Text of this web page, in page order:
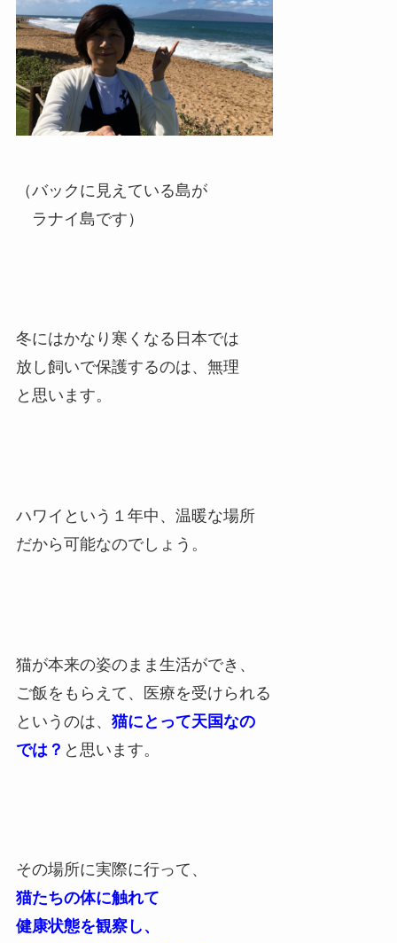
（バックに見えている島が
ラナイ島です）
冬にはかなり寒くなる日本では
放し飼いで保護するのは、無理
と思います。
ハワイという１年中、温暖な場所
だから可能なのでしょう。
猫が本来の姿のまま生活ができ、
ご飯をもらえて、医療を受けられる
というのは、 猫にとって天国なの
では？ と思います。
その場所に実際に行って、
猫たちの体に触れて
健康状態を観察し、